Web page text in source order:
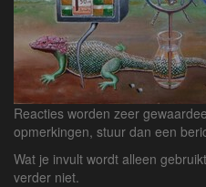
Reacties worden zeer
opmerkingen, stuur dan een
Wat je invult wordt alleen
verder niet.